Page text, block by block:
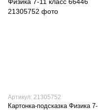
Артикул: 21305752
Картонка-подсказка Физика 7-